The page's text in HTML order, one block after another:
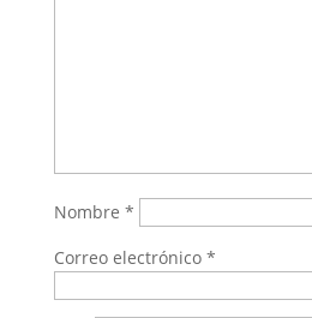
Nombre *
Correo electrónico *